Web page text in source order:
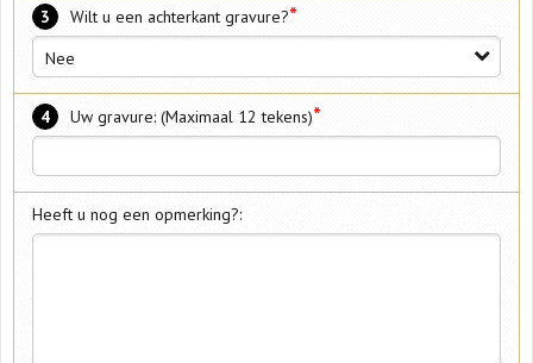
3 Wilt u een achterkant gravure?*
Nee
4 Uw gravure: (Maximaal 12 tekens)*
Heeft u nog een opmerking?: